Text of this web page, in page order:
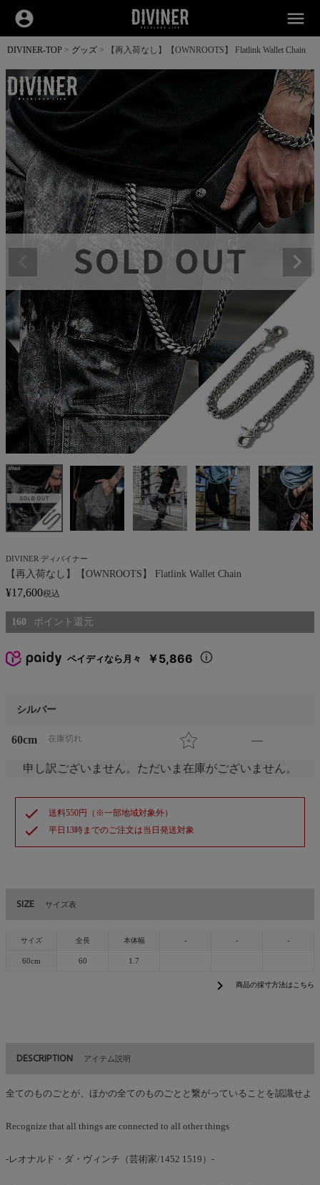
account_circle menu
DIVINER-TOP グッズ 【再入荷なし】【OWNROOTS】 Flatlink Wallet Chain
DIVINER ディバイナー
【再入荷なし】【OWNROOTS】 Flatlink Wallet Chain
¥17,600税込
160
ペイディなら月々 ￥5,866
シルバー
60cm 在庫切れ —
申し訳ございません。ただいま在庫がございません。
check 送料550円（※一部地域対象外）
check 平日13時までのご注文は当日発送対象
SIZE サイズ表
サイズ 全長 本体幅 - - -
60cm 60 1.7
chevron_right 商品の採寸方法はこちら
DESCRIPTION アイテム説明
全てのものごとが、ほかの全てのものごとと繋がっていることを認識せよ
Recognize that all things are connected to all other things
-レオナルド・ダ・ヴィンチ（芸術家/1452 1519）-